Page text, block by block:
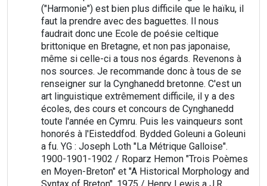
("Harmonie") est bien plus difficile que le haïku, il
faut la prendre avec des baguettes. Il nous
faudrait donc une Ecole de poésie celtique
brittonique en Bretagne, et non pas japonaise,
même si celle-ci a tous nos égards. Revenons à
nos sources. Je recommande donc à tous de se
renseigner sur la Cynghanedd bretonne. C'est un
art linguistique extrêmement difficile, il y a des
écoles, des cours et concours de Cynghanedd
toute l'année en Cymru. Puis les vainqueurs sont
honorés à l'Eisteddfod. Bydded Goleuni a Goleuni
a fu. YG : Joseph Loth "La Métrique Galloise".
1900-1901-1902 / Roparz Hemon "Trois Poèmes
en Moyen-Breton" et "A Historical Morphology and